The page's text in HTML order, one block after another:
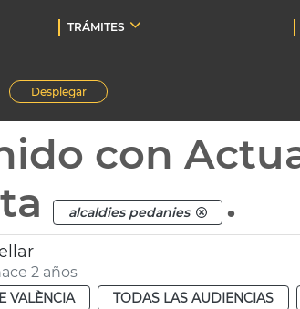
TRÁMITES
Desplegar
con
alcaldies pedanies .
2 años
VALÈNCIA TODAS LAS AUDIENCIAS